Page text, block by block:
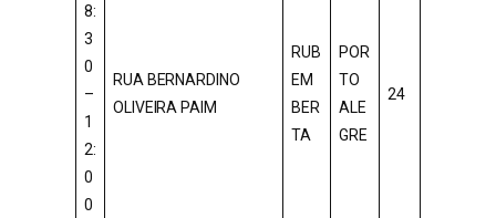
8:
3
0
–
1
2:
0
0
RUA BERNARDINO
OLIVEIRA PAIM
RUB
EM
BER
TA
POR
TO
ALE
GRE
24